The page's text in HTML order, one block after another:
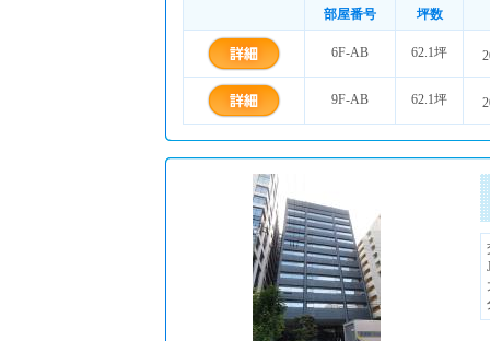
部屋番号 坪数
6F-AB 62.1坪
9F-AB 62.1坪